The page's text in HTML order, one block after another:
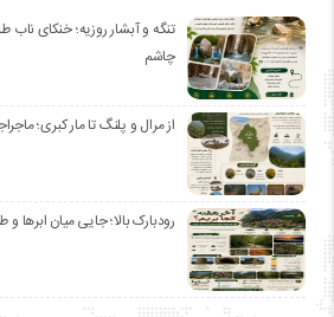
تنگه و آبشار روزیه؛ خنکای
چاشم
از مرال و پلنگ تا مار کبری؛
رودبارک بالا؛ جایی میان ابرها